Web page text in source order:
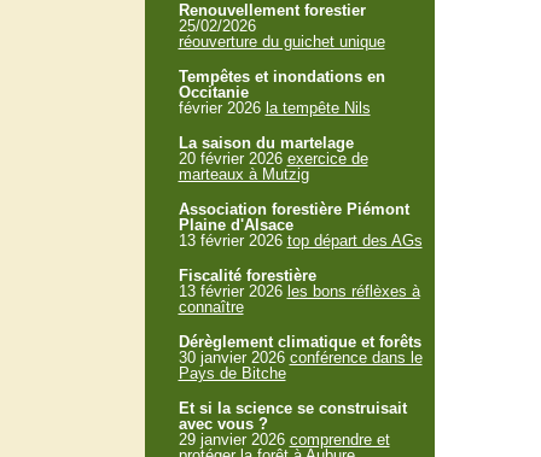
Renouvellement forestier
25/02/2026
réouverture du guichet unique
Tempêtes et inondations en
Occitanie
février 2026 la tempête Nils
La saison du martelage
20 février 2026 exercice de
marteaux à Mutzig
Association forestière Piémont
Plaine d'Alsace
13 février 2026 top départ des AGs
Fiscalité forestière
13 février 2026 les bons réflèxes à
connaître
Dérèglement climatique et forêts
30 janvier 2026 conférence dans le
Pays de Bitche
Et si la science se construisait
avec vous ?
29 janvier 2026 comprendre et